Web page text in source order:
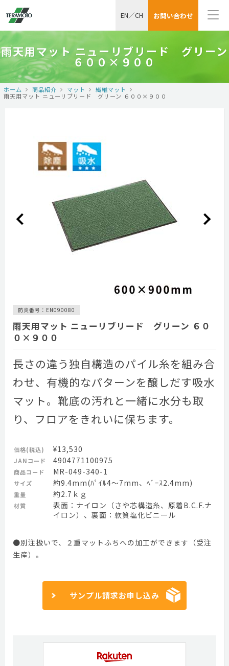
お問い合わせ
EN／CH
雨天用マット ニューリブリード グリーン
６００×９００
ホーム 商品紹介 マット
繊維マット
雨天用マット ニューリブリード グリーン ６００×９００
防炎番号：EN090080
雨天用マット ニューリブリード グリーン ６０
０×９００
長さの違う独自構造のパイル糸を組み合
わせ、有機的なパターンを醸しだす吸水
マット。靴底の汚れと一緒に水分も取
り、フロアをきれいに保ちます。
価格(税込) ¥13,530
JANコード 4904771100975
商品コード MR-049-340-1
サイズ 約9.4mm(ﾊﾟｲﾙ4～7mm、ﾍﾞｰｽ2.4mm)
重量 約2.7ｋｇ
材質
表面：ナイロン（さや芯構造糸、原着B.C.F.ナ
イロン）、裏面：軟質塩化ビニール
●別注扱いで、２重マットふちへの加工ができます（受注
生産）。
サンプル請求お申し込み